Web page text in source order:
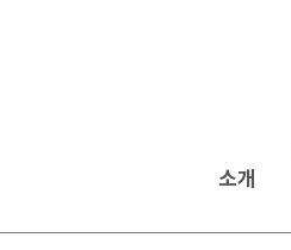
소개